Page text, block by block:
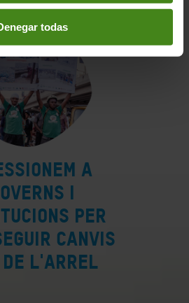
todas
a
i
per
canvis
de l'arrel